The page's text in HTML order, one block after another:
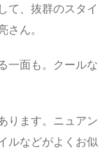
、抜群のスタ
ん。
一面も。クール
ます。ニュア
などがよくお似